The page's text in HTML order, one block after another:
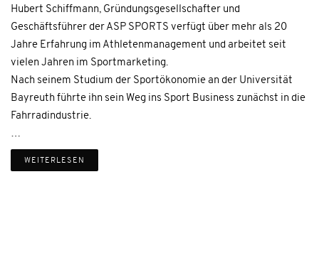
Hubert Schiffmann, Gründungsgesellschafter und
Geschäftsführer der ASP SPORTS verfügt über mehr als 20
Jahre Erfahrung im Athletenmanagement und arbeitet seit
vielen Jahren im Sportmarketing.
Nach seinem Studium der Sportökonomie an der Universität
Bayreuth führte ihn sein Weg ins Sport Business zunächst in die
Fahrradindustrie.
…
WEITERLESEN